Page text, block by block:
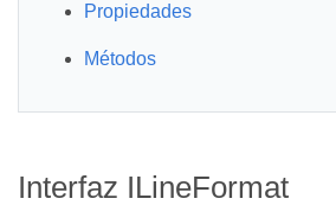
Propiedades
Métodos
Interfaz ILineFormat